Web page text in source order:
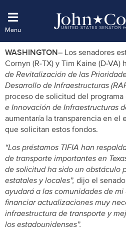
WASHINGTON– Los senadores
Cornyn (R-TX) y Tim Kaine (D-VA)
de Revitalización de las
Desarrollo de Infraestructuras
proceso de solicitud del programa
e Innovación de Infraestructuras
aumentaría la transparencia en el
que solicitan estos fondos.
“Los préstamos TIFIA han
de transporte importantes en
de solicitud ha sido un obstáculo
estatales y locales”, dijo el
ayudará a las comunidades de
financiar actualizaciones muy
infraestructura de transporte y
los estadounidenses”.